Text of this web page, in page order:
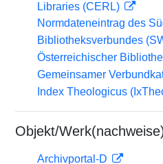
Libraries (CERL)
Normdateneintrag des
Bibliotheksverbundes
Österreichischer
Gemeinsamer
Index Theologicus
Objekt/
Archivportal-D